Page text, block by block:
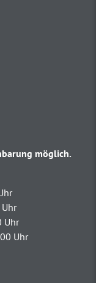
möglich.
Uhr
Uhr